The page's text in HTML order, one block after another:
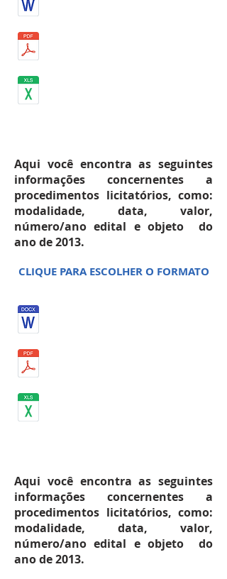
Aqui você encontra as seguintes
informações concernentes a
procedimentos licitatórios, como:
modalidade, data, valor,
número/ano edital e objeto do
ano de 2013.
CLIQUE PARA ESCOLHER O FORMATO
Aqui você encontra as seguintes
informações concernentes a
procedimentos licitatórios, como:
modalidade, data, valor,
número/ano edital e objeto do
ano de 2013.